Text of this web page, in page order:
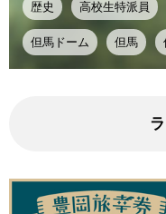
歴史 高校生特派員
但馬ドーム 但馬